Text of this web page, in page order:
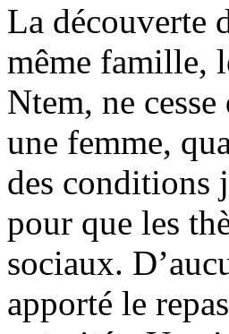
La découverte
même famille,
Ntem, ne
une femme,
des conditions
pour que les
sociaux.
apporté le